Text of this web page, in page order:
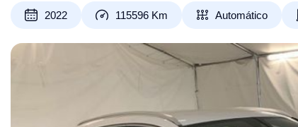
2022 115596 Km Automático